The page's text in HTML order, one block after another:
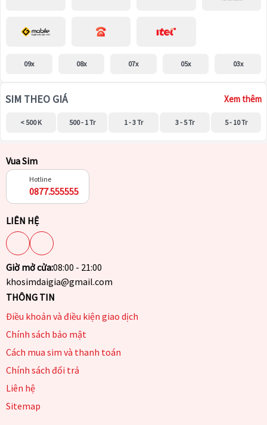
09x 08x 07x 05x 03x
SIM THEO GIÁ Xem thêm
< 500 K 500 - 1 Tr 1 - 3 Tr 3 - 5 Tr 5 - 10 Tr
Vua Sim
Hotline
0877.555555
LIÊN HỆ
Giờ mở cửa:08:00 - 21:00
khosimdaigia@gmail.com
THÔNG TIN
Điều khoản và điều kiện giao dịch
Chính sách bảo mật
Cách mua sim và thanh toán
Chính sách đổi trả
Liên hệ
Sitemap